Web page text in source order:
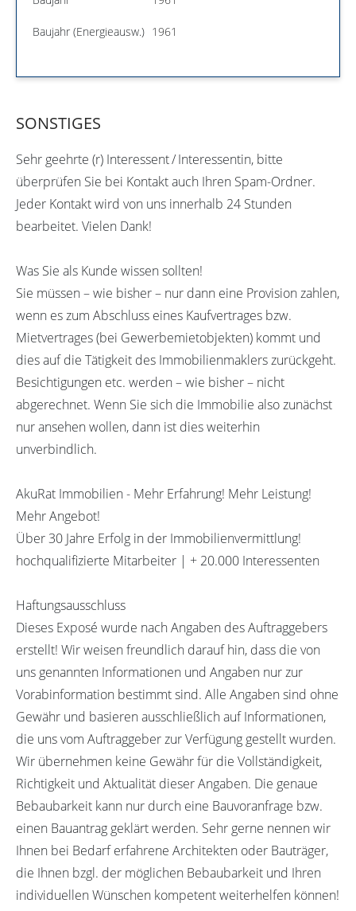
Baujahr (Energieausw.) 1961
SONSTIGES
Sehr geehrte (r) Interessent / Interessentin, bitte
überprüfen Sie bei Kontakt auch Ihren Spam-Ordner.
Jeder Kontakt wird von uns innerhalb 24 Stunden
bearbeitet. Vielen Dank!
Was Sie als Kunde wissen sollten!
Sie müssen – wie bisher – nur dann eine Provision zahlen,
wenn es zum Abschluss eines Kaufvertrages bzw.
Mietvertrages (bei Gewerbemietobjekten) kommt und
dies auf die Tätigkeit des Immobilienmaklers zurückgeht.
Besichtigungen etc. werden – wie bisher – nicht
abgerechnet. Wenn Sie sich die Immobilie also zunächst
nur ansehen wollen, dann ist dies weiterhin
unverbindlich.
AkuRat Immobilien - Mehr Erfahrung! Mehr Leistung!
Mehr Angebot!
Über 30 Jahre Erfolg in der Immobilienvermittlung!
hochqualifizierte Mitarbeiter | + 20.000 Interessenten
Haftungsausschluss
Dieses Exposé wurde nach Angaben des Auftraggebers
erstellt! Wir weisen freundlich darauf hin, dass die von
uns genannten Informationen und Angaben nur zur
Vorabinformation bestimmt sind. Alle Angaben sind ohne
Gewähr und basieren ausschließlich auf Informationen,
die uns vom Auftraggeber zur Verfügung gestellt wurden.
Wir übernehmen keine Gewähr für die Vollständigkeit,
Richtigkeit und Aktualität dieser Angaben. Die genaue
Bebaubarkeit kann nur durch eine Bauvoranfrage bzw.
einen Bauantrag geklärt werden. Sehr gerne nennen wir
Ihnen bei Bedarf erfahrene Architekten oder Bauträger,
die Ihnen bzgl. der möglichen Bebaubarkeit und Ihren
individuellen Wünschen kompetent weiterhelfen können!